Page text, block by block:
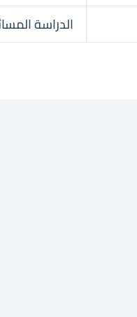
الدراسة